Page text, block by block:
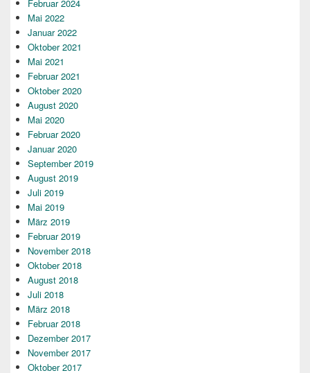
Februar 2024
Mai 2022
Januar 2022
Oktober 2021
Mai 2021
Februar 2021
Oktober 2020
August 2020
Mai 2020
Februar 2020
Januar 2020
September 2019
August 2019
Juli 2019
Mai 2019
März 2019
Februar 2019
November 2018
Oktober 2018
August 2018
Juli 2018
März 2018
Februar 2018
Dezember 2017
November 2017
Oktober 2017